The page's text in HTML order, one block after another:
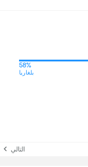
58%
بلغاريا
التالي